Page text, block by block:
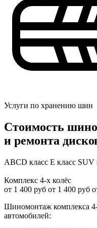
Услуги по хранению шин
Стоимость
и ремонта
ABCD класс E класс SUV
Комплекс 4-х колёс
от 1 400 руб от 1 400 руб
Шиномонтаж комплекса
автомобилей: